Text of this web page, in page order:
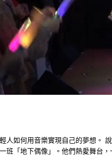
人如何用音樂實現自己的夢想。
班「地下偶像」。他們熱愛舞台